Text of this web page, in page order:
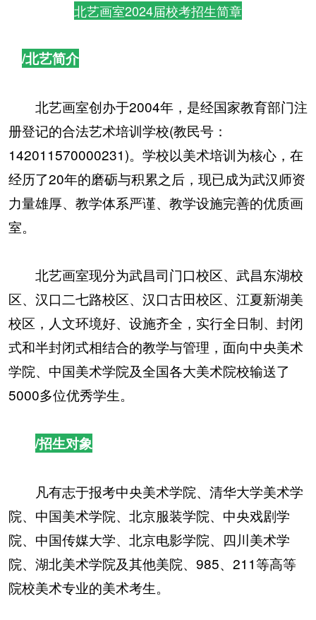
北艺画室2024届校考招生简章
/北艺简介
北艺画室创办于2004年，是经国家教育部门注
册登记的合法艺术培训学校(教民号：
142011570000231)。学校以美术培训为核心，在
经历了20年的磨砺与积累之后，现已成为武汉师资
力量雄厚、教学体系严谨、教学设施完善的优质画
室。
北艺画室现分为武昌司门口校区、武昌东湖校
区、汉口二七路校区、汉口古田校区、江夏新湖美
校区，人文环境好、设施齐全，实行全日制、封闭
式和半封闭式相结合的教学与管理，面向中央美术
学院、中国美术学院及全国各大美术院校输送了
5000多位优秀学生。
/招生对象
凡有志于报考中央美术学院、清华大学美术学
院、中国美术学院、北京服装学院、中央戏剧学
院、中国传媒大学、北京电影学院、四川美术学
院、湖北美术学院及其他美院、985、211等高等
院校美术专业的美术考生。